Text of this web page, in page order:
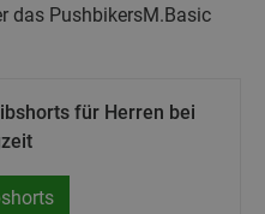
das PushbikersM.Basic
für Herren bei